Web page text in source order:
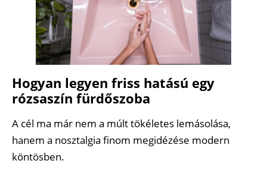
Hogyan legyen friss hatású egy
rózsaszín fürdőszoba
A cél ma már nem a múlt tökéletes lemásolása,
hanem a nosztalgia finom megidézése modern
köntösben.